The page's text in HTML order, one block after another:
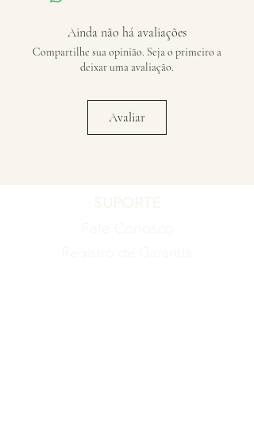
Ainda não há avaliações
Compartilhe sua opinião. Seja o primeiro a
deixar uma avaliação.
Avaliar